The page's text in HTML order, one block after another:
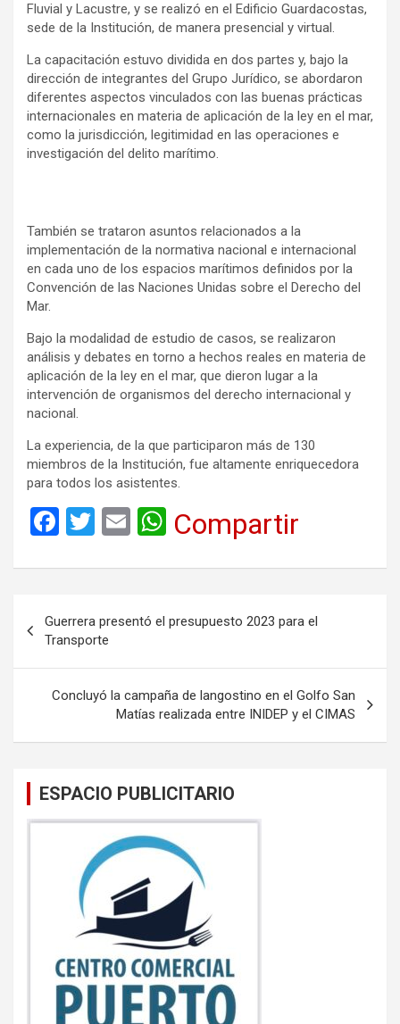
Fluvial y Lacustre, y se realizó en el Edificio Guardacostas,
sede de la Institución, de manera presencial y virtual.
La capacitación estuvo dividida en dos partes y, bajo la
dirección de integrantes del Grupo Jurídico, se abordaron
diferentes aspectos vinculados con las buenas prácticas
internacionales en materia de aplicación de la ley en el mar,
como la jurisdicción, legitimidad en las operaciones e
investigación del delito marítimo.
También se trataron asuntos relacionados a la
implementación de la normativa nacional e internacional
en cada uno de los espacios marítimos definidos por la
Convención de las Naciones Unidas sobre el Derecho del
Mar.
Bajo la modalidad de estudio de casos, se realizaron
análisis y debates en torno a hechos reales en materia de
aplicación de la ley en el mar, que dieron lugar a la
intervención de organismos del derecho internacional y
nacional.
La experiencia, de la que participaron más de 130
miembros de la Institución, fue altamente enriquecedora
para todos los asistentes.
F
ce
o
o
k
T
tt
E
ail
W
at
A
p
p
Compartir
de
entradas
Guerrera presentó el presupuesto 2023 para el
Transporte
Concluyó la campaña de langostino en el Golfo San
Matías realizada entre INIDEP y el CIMAS
ESPACIO PUBLICITARIO